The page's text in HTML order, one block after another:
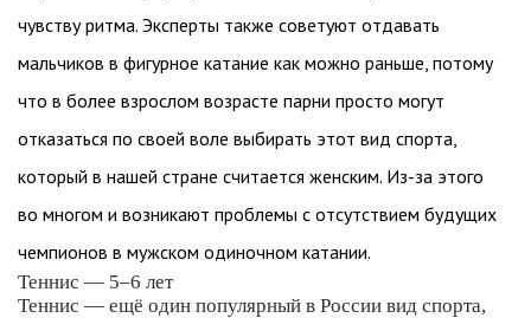
чувству ритма. Эксперты также советуют отдавать
мальчиков в фигурное катание как можно раньше, потому
что в более взрослом возрасте парни просто могут
отказаться по своей воле выбирать этот вид спорта,
который в нашей стране считается женским. Из-за этого
во многом и возникают проблемы с отсутствием будущих
чемпионов в мужском одиночном катании.
Теннис — 5–6 лет
Теннис — ещё один популярный в России вид спорта,